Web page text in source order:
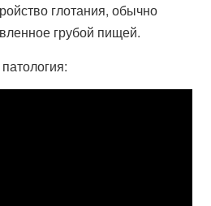
глотания, обычно
грубой пищей.